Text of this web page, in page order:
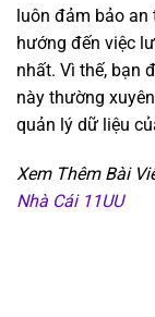
luôn đảm bảo an
hướng đến việc
nhất. Vì thế, bạn
này thường
quản lý dữ liệu
Xem Thêm Bài
Nhà Cái 11UU